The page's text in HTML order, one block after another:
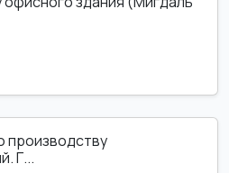
производству
Г...